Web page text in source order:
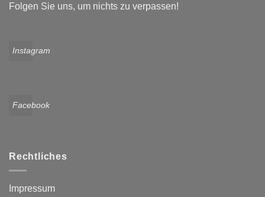
Folgen Sie uns, um nichts zu verpassen!
Instagram
Facebook
Rechtliches
Impressum